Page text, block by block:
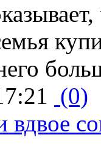
(0)
вдвое